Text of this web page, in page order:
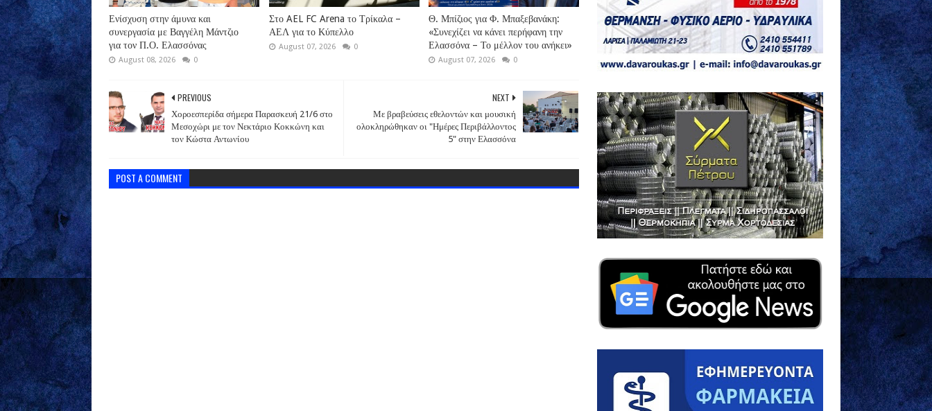
Ενίσχυση στην άμυνα και
συνεργασία με Βαγγέλη Μάντζιο
για τον Π.Ο. Ελασσόνας
August 08, 2026 0
Στο AEL FC Arena το Τρίκαλα –
ΑΕΛ για το Κύπελλο
August 07, 2026 0
Θ. Μπίζιος για Φ. Μπαξεβανάκη:
«Συνεχίζει να κάνει περήφανη την
Ελασσόνα – Το μέλλον του ανήκει»
August 07, 2026 0
NEXT
Με βραβεύσεις εθελοντών και μουσική
ολοκληρώθηκαν οι "Ημέρες Περιβάλλοντος
5" στην Ελασσόνα
PREVIOUS
Χοροεσπερίδα σήμερα Παρασκευή 21/6 στο
Μεσοχώρι με τον Νεκτάριο Κοκκώνη και
τον Κώστα Αντωνίου
POST A COMMENT